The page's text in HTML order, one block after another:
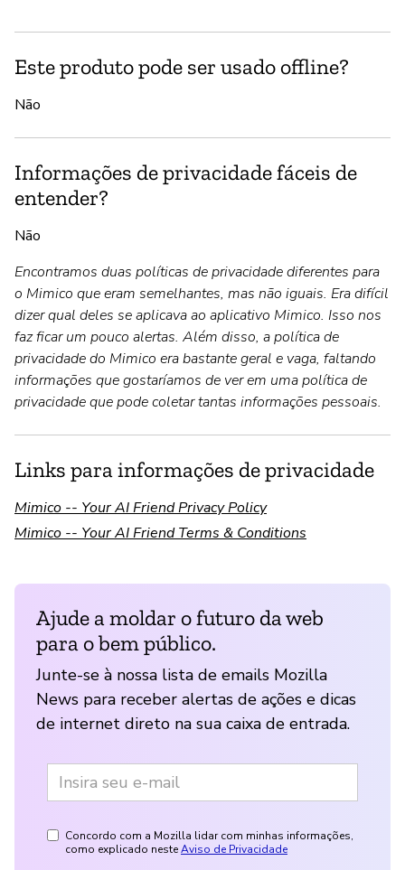
Este produto pode ser usado offline?
Não
Informações de privacidade fáceis de
entender?
Não
Encontramos duas políticas de privacidade diferentes para
o Mimico que eram semelhantes, mas não iguais. Era difícil
dizer qual deles se aplicava ao aplicativo Mimico. Isso nos
faz ficar um pouco alertas. Além disso, a política de
privacidade do Mimico era bastante geral e vaga, faltando
informações que gostaríamos de ver em uma política de
privacidade que pode coletar tantas informações pessoais.
Links para informações de privacidade
Mimico -- Your AI Friend Privacy Policy
Mimico -- Your AI Friend Terms & Conditions
Ajude a moldar o futuro da web
para o bem público.
Junte-se à nossa lista de emails Mozilla
News para receber alertas de ações e dicas
de internet direto na sua caixa de entrada.
Concordo com a Mozilla lidar com minhas informações,
como explicado nesteAviso de Privacidade